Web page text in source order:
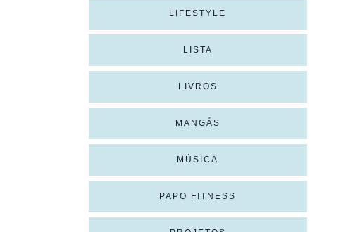
LIFESTYLE
LISTA
LIVROS
MANGÁS
MÚSICA
PAPO FITNESS